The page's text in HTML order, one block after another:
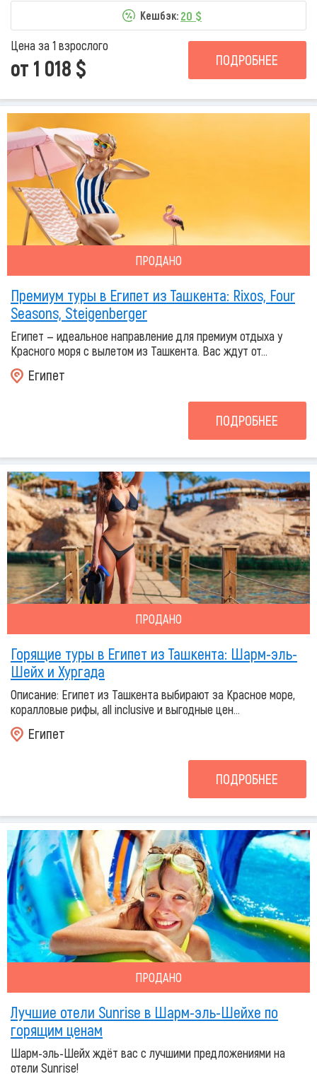
Кешбэк: 20 $
Цена за 1 взрослого
от 1 018 $ ПОДРОБНЕЕ
ПРОДАНО
Премиум туры в Египет из Ташкента: Rixos, Four
Seasons, Steigenberger
Египет — идеальное направление для премиум отдыха у
Красного моря с вылетом из Ташкента. Вас ждут от...
Египет
ПОДРОБНЕЕ
ПРОДАНО
Горящие туры в Египет из Ташкента: Шарм-эль-
Шейх и Хургада
Описание: Египет из Ташкента выбирают за Красное море,
коралловые рифы, all inclusive и выгодные цен...
Египет
ПОДРОБНЕЕ
ПРОДАНО
Лучшие отели Sunrise в Шарм-эль-Шейхе по
горящим ценам
Шарм-эль-Шейх ждёт вас с лучшими предложениями на
отели Sunrise!